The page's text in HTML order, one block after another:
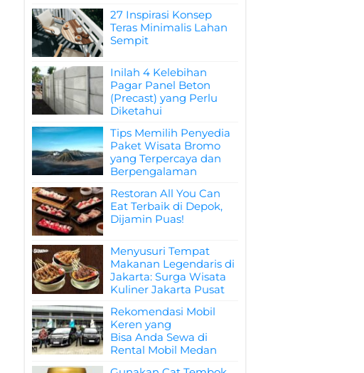
27 Inspirasi Konsep
Teras Minimalis Lahan
Sempit
Inilah 4 Kelebihan
Pagar Panel Beton
(Precast) yang Perlu
Diketahui
Tips Memilih Penyedia
Paket Wisata Bromo
yang Terpercaya dan
Berpengalaman
Restoran All You Can
Eat Terbaik di Depok,
Dijamin Puas!
Menyusuri Tempat
Makanan Legendaris di
Jakarta: Surga Wisata
Kuliner Jakarta Pusat
Rekomendasi Mobil
Keren yang
Bisa Anda Sewa di
Rental Mobil Medan